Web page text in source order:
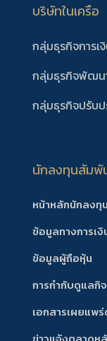
บริษัทในเครือ
กลุ่มธุรกิจการเ
กลุ่มธุรกิจพัฒน
กลุ่มธุรกิจปรับ
นักลงทุนสัมพั
หน้าหลักนักลงทุ
ข้อมูลทางการเงิ
ข้อมูลผู้ถือหุ้น
การกำกับดูแลกิ
เอกสารเผยแพ